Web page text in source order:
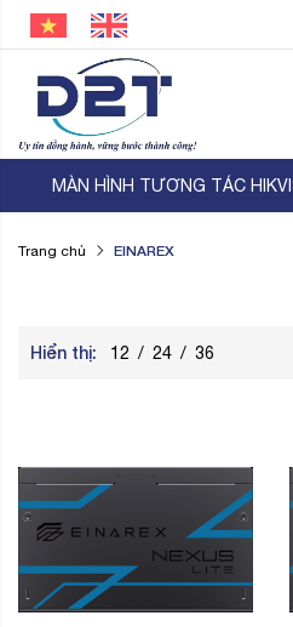
MÀN HÌNH TƯƠNG TÁC
Trang chủ EINAREX
Hiển thị: 12 / 24 / 36